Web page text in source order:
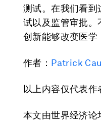
测试。在我们看到
试以及监管审批。
创新能够改变医学
作者： Patrick
以上内容仅代表作
本文由世界经济论